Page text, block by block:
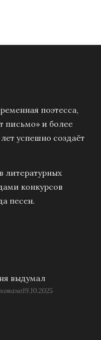
поэтесса,
письмо» и более
успешно создаёт
литературных
конкурсов
песен.
выдумал
19.10.2025